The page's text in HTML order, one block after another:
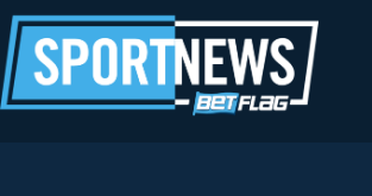
al
contenuto